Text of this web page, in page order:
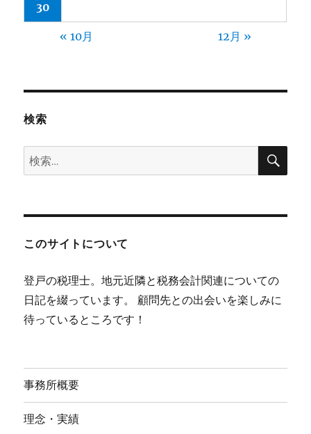
30
« 10月 12月 »
検索
検
索:
検
このサイトについて
登戸の税理士。地元近隣と税務会計関連についての
日記を綴っています。 顧問先との出会いを楽しみに
待っているところです！
事務所概要
理念・実績